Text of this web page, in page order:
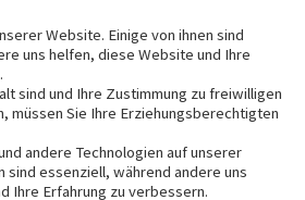
MELKITISCHEJUGEND
bin ich mitten unter ihnen.
weil die Jugend die aktive
Website. Einige von ihnen sind
uns helfen, diese Website und Ihre
sind und Ihre Zustimmung zu freiwilligen
müssen Sie Ihre Erziehungsberechtigten
andere Technologien auf unserer
sind essenziell, während andere uns
Ihre Erfahrung zu verbessern.